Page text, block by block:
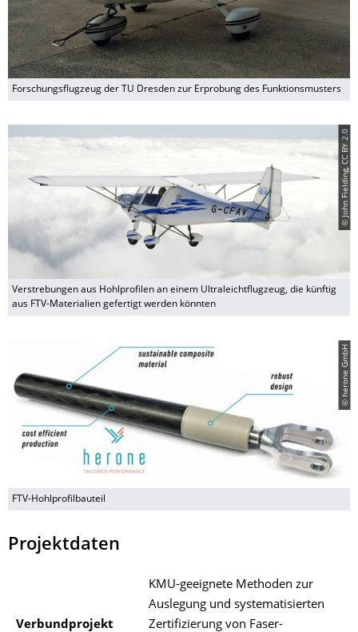
Forschungsflugzeug der TU Dresden zur Erprobung des Funktionsmusters
© John Fielding, CC BY 2.0
Verstrebungen aus Hohlprofilen an einem Ultraleichtflugzeug, die künftig
aus FTV-Materialien gefertigt werden könnten
© herone GmbH
FTV-Hohlprofilbauteil
Projektdaten
Verbundprojekt
KMU-geeignete Methoden zur
Auslegung und systematisierten
Zertifizierung von Faser-